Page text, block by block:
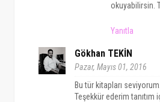
okuyabilirsin.
Yanıtla
Gökhan TEKİN
Pazar, Mayıs 01, 2016
Bu tür kitapları seviyorum.
Teşekkür ederim tanıtım